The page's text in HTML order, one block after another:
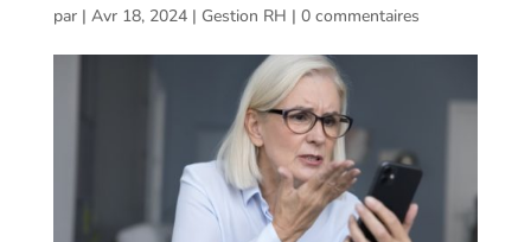
par | Avr 18, 2024| Gestion RH | 0 commentaires